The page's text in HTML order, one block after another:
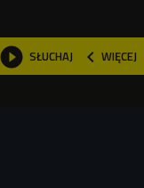
 SŁUCHAJ  WIĘCEJ
